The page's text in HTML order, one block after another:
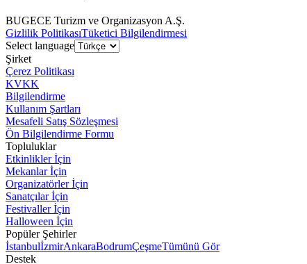
BUGECE Turizm ve Organizasyon A.Ş.
Gizlilik PolitikasıTüketici Bilgilendirmesi
Select language
Şirket
Çerez Politikası
KVKK
Bilgilendirme
Kullanım Şartları
Mesafeli Satış Sözleşmesi
Ön Bilgilendirme Formu
Topluluklar
Etkinlikler İçin
Mekanlar İçin
Organizatörler İçin
Sanatçılar İçin
Festivaller İçin
Halloween İçin
Popüler Şehirler
İstanbulİzmirAnkaraBodrumÇeşmeTümünü Gör
Destek